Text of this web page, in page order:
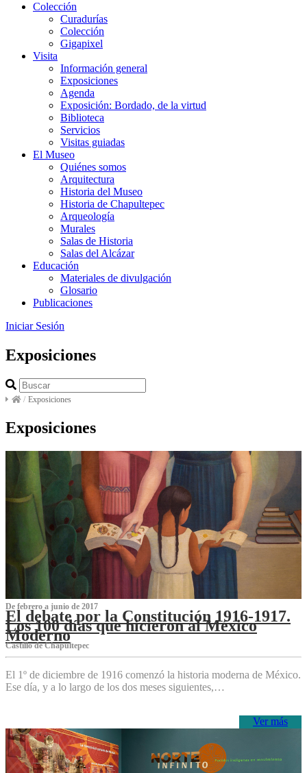
Colección
Curadurías
Colección
Gigapixel
Visita
Información general
Exposiciones
Agenda
Exposición: Bordado, de la virtud
Biblioteca
Servicios
Visitas guiadas
El Museo
Quiénes somos
Arquitectura
Historia del Museo
Historia de Chapultepec
Arqueología
Murales
Salas de Historia
Salas del Alcázar
Educación
Materiales de divulgación
Glosario
Publicaciones
Iniciar Sesión
Exposiciones
/ Exposiciones
Exposiciones
De febrero a junio de 2017
El debate por la Constitución 1916-1917.
Los 100 días que hicieron al México
Moderno
Castillo de Chapultepec
El 1º de diciembre de 1916 comenzó la historia moderna de México.
Ese día, y a lo largo de los dos meses siguientes,…
Ver más